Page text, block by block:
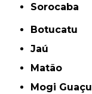
Sorocaba
Botucatu
Jaú
Matão
Mogi Guaçu